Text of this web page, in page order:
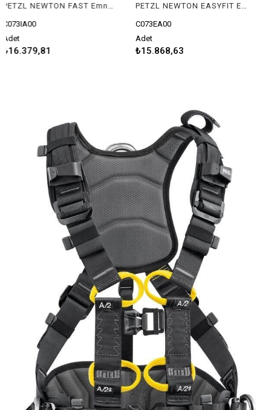
PETZL NEWTON FAST Emniyet Kemeri - Uluslararası Versiyon (Siyah)
PETZL NEWTON EASYFIT Emniyet Kemeri - Avrupa Versiyonu
₺15.868,63